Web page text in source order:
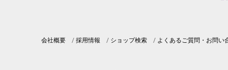
会社概要 採用情報 ショップ検索 よくあるご質問・お問い